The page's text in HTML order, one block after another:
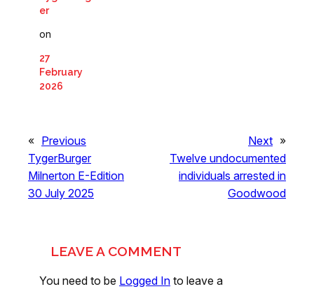
er
on
27
February
2026
« Previous
TygerBurger
Milnerton E-Edition
30 July 2025
Next »
Twelve undocumented
individuals arrested in
Goodwood
LEAVE A COMMENT
You need to be Logged In to leave a